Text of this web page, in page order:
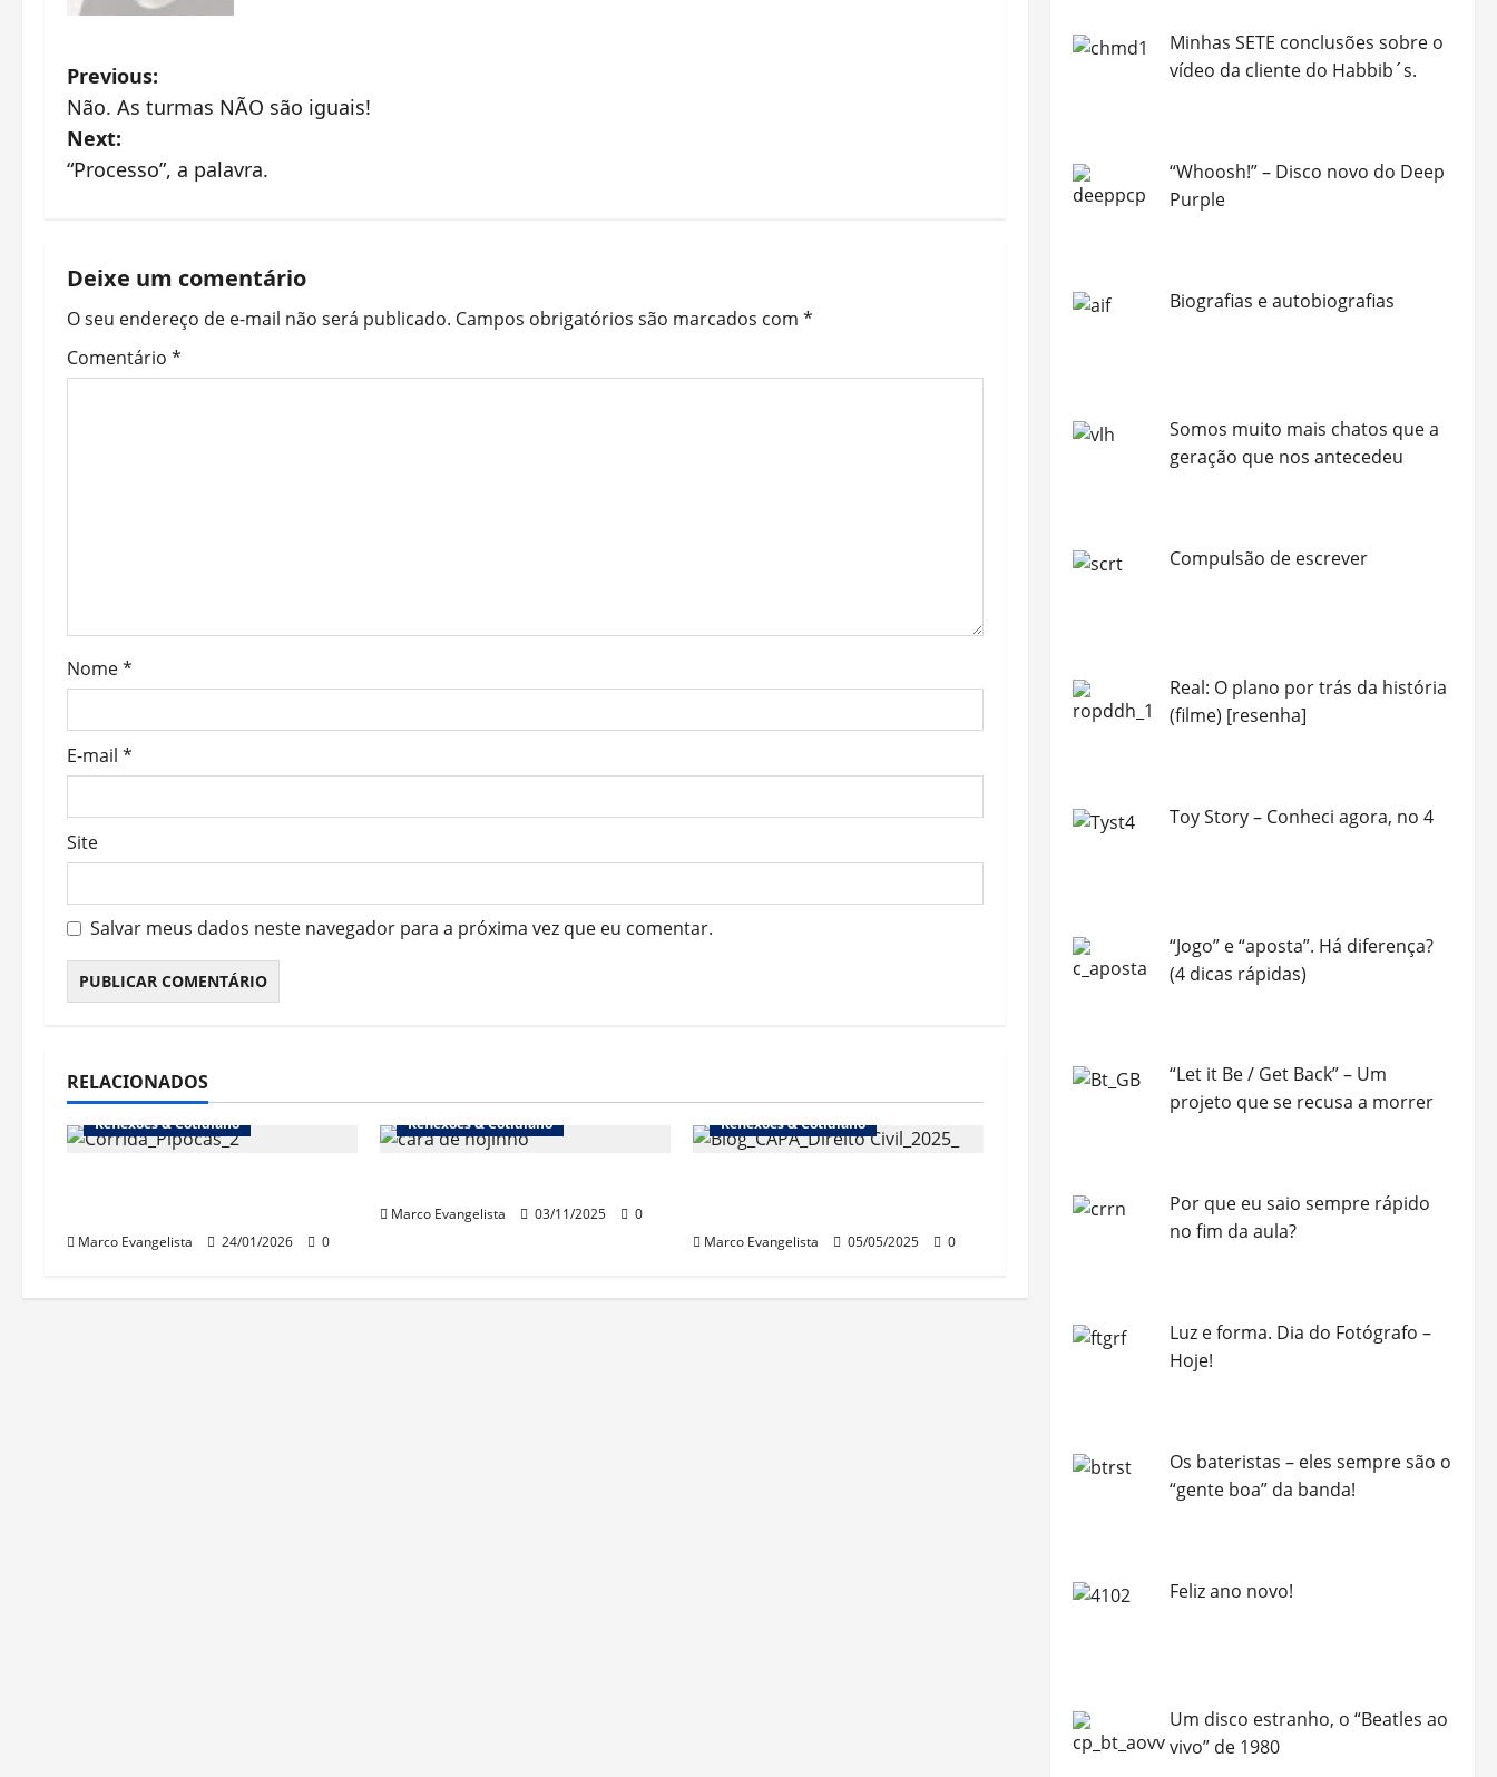
P
o
s
n
a
v
o
n
Previous:
Não. As turmas NÃO são iguais!
Next:
“Processo”, a palavra.
Deixe um comentário
O seu endereço de e-mail não será publicado. Campos obrigatórios são marcados com *
Comentário *
Nome*
E-mail *
Site
Salvar meus dados neste navegador para a próxima vez que eu comentar.
RELACIONADOS
Reflexões & Cotidiano
Marco Evangelista 24/01/2026 0
Reflexões & Cotidiano
Marco Evangelista 03/11/2025 0
Reflexões & Cotidiano
Marco Evangelista 05/05/2025 0
Minhas SETE conclusões sobre o
vídeo da cliente do Habbib´s.
“Whoosh!” – Disco novo do Deep
Purple
Biografias e autobiografias
Somos muito mais chatos que a
geração que nos antecedeu
Compulsão de escrever
Real: O plano por trás da história
(filme) [resenha]
Toy Story – Conheci agora, no 4
“Jogo” e “aposta”. Há diferença?
(4 dicas rápidas)
“Let it Be / Get Back” – Um
projeto que se recusa a morrer
Por que eu saio sempre rápido
no fim da aula?
Luz e forma. Dia do Fotógrafo –
Hoje!
Os bateristas – eles sempre são o
“gente boa” da banda!
Feliz ano novo!
Um disco estranho, o “Beatles ao
vivo” de 1980